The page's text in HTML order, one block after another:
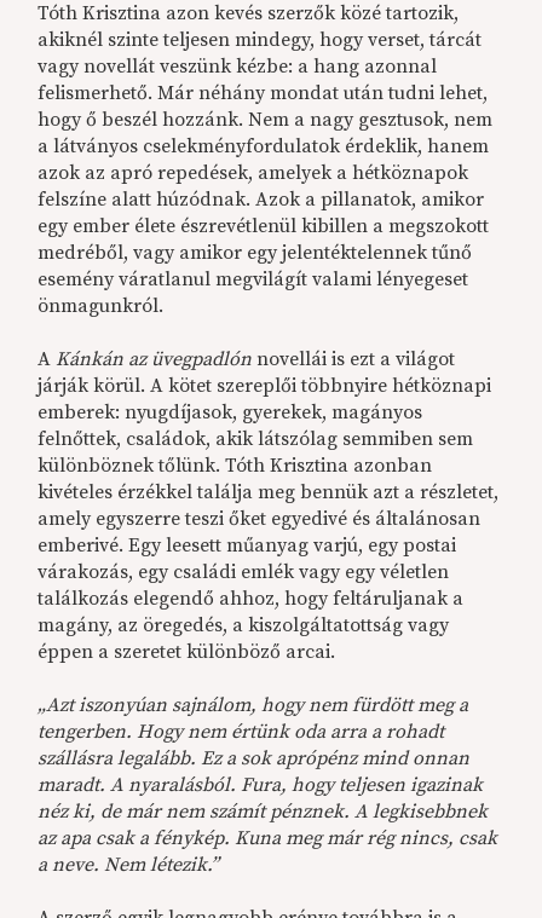
Tóth Krisztina azon kevés szerzők közé tartozik,
akiknél szinte teljesen mindegy, hogy verset, tárcát
vagy novellát veszünk kézbe: a hang azonnal
felismerhető. Már néhány mondat után tudni lehet,
hogy ő beszél hozzánk. Nem a nagy gesztusok, nem
a látványos cselekményfordulatok érdeklik, hanem
azok az apró repedések, amelyek a hétköznapok
felszíne alatt húzódnak. Azok a pillanatok, amikor
egy ember élete észrevétlenül kibillen a megszokott
medréből, vagy amikor egy jelentéktelennek tűnő
esemény váratlanul megvilágít valami lényegeset
önmagunkról.
AKánkán az üvegpadlón novellái is ezt a világot
járják körül. A kötet szereplői többnyire hétköznapi
emberek: nyugdíjasok, gyerekek, magányos
felnőttek, családok, akik látszólag semmiben sem
különböznek tőlünk. Tóth Krisztina azonban
kivételes érzékkel találja meg bennük azt a részletet,
amely egyszerre teszi őket egyedivé és általánosan
emberivé. Egy leesett műanyag varjú, egy postai
várakozás, egy családi emlék vagy egy véletlen
találkozás elegendő ahhoz, hogy feltáruljanak a
magány, az öregedés, a kiszolgáltatottság vagy
éppen a szeretet különböző arcai.
„Azt iszonyúan sajnálom, hogy nem fürdött meg a
tengerben. Hogy nem értünk oda arra a rohadt
szállásra legalább. Ez a sok aprópénz mind onnan
maradt. A nyaralásból. Fura, hogy teljesen igazinak
néz ki, de már nem számít pénznek. A legkisebbnek
az apa csak a fénykép. Kuna meg már rég nincs, csak
a neve. Nem létezik.”